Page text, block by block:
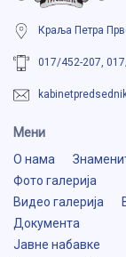
Краља Петра
017/452-207,
Мени
О нама
Фото галерија
Видео галерија
Документа
Јавне набавке